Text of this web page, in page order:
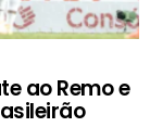
ao Remo e